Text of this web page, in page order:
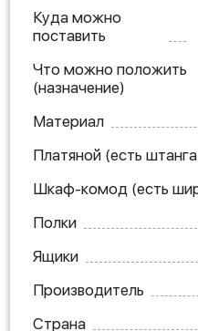
Куда можно
поставить
Что можно положить
(назначение)
Материал
Платяной (есть
Шкаф-комод (есть
Полки
Ящики
Производитель
Страна